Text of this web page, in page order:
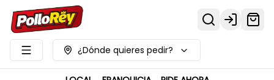
Login
¿Dónde quieres pedir?